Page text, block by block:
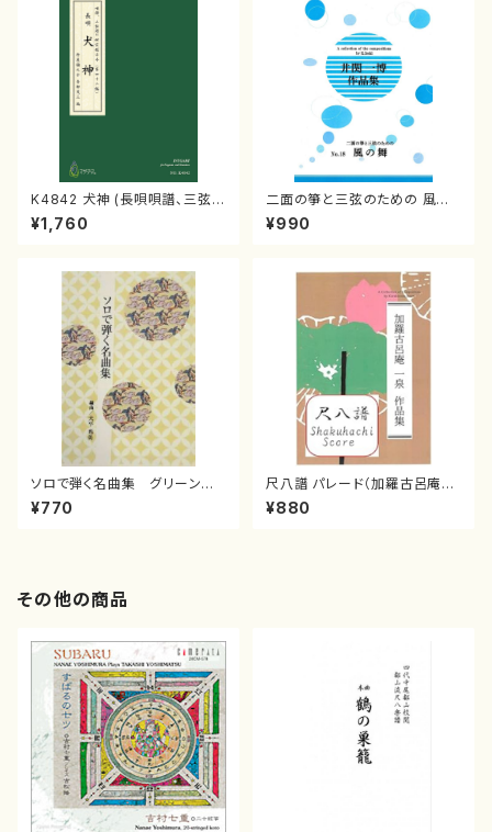
K4842 犬神 (長唄唄譜、三弦
譜/杵屋彌之介(青柳茂三）/青柳
三絃楽譜）
¥1,760
二面の箏と三弦のための 風の
舞 (井関一博)
¥990
ソロで弾く名曲集 グリーンスリ
ーブス／ アメージンググレイ
ス(0/大平光美/楽譜）
¥770
尺八譜 パレード（加羅古呂庵一
泉/楽譜）
¥880
その他の商品